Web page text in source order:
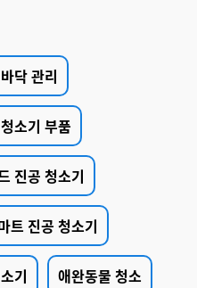
닥 관리
소기 부품
진공 청소기
트 진공 청소기
기 애완동물 청소